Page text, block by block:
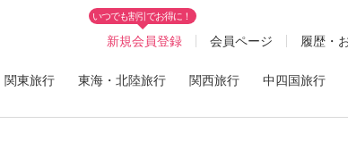
いつでも割引でお得に！
新規会員登録 会員ページ 履歴・
関東旅行 東海・北陸旅行 関西旅行 中四国旅行